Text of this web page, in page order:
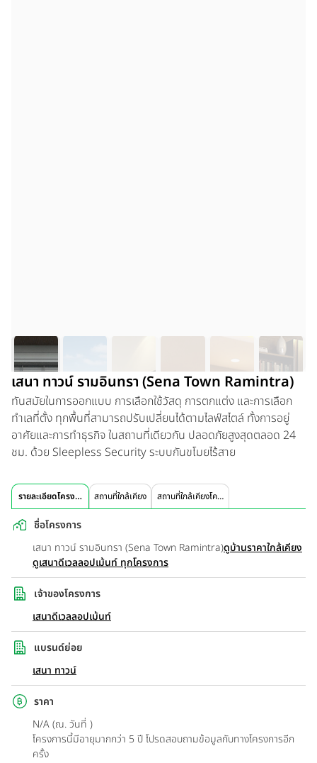
เสนา ทาวน์ รามอินทรา (Sena Town Ramintra)
ทันสมัยในการออกแบบ การเลือกใช้วัสดุ การตกแต่ง และการเลือก
ทำเลที่ตั้ง ทุกพื้นที่สามารถปรับเปลี่ยนได้ตามไลฟ์สไตล์ ทั้งการอยู่
อาศัยและการทำธุรกิจ ในสถานที่เดียวกัน ปลอดภัยสูงสุดตลอด 24
ชม. ด้วย Sleepless Security ระบบกันขโมยไร้สาย
รายละเอียดโครงการ สถานที่ใกล้เคียง สถานที่ใกล้เคียงโครงการ
ชื่อโครงการ
เสนา ทาวน์ รามอินทรา (Sena Town Ramintra)ดูบ้านราคาใกล้เคียง
ดูเสนาดีเวลลอปเม้นท์ ทุกโครงการ
เจ้าของโครงการ
เสนาดีเวลลอปเม้นท์
แบรนด์ย่อย
เสนา ทาวน์
ราคา
N/A (ณ. วันที่ )
โครงการนี้มีอายุมากกว่า 5 ปี โปรดสอบถามข้อมูลกับทางโครงการอีก
ครั้ง